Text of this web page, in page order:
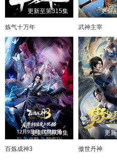
更新至第315集
炼气十万年
更新
武神主宰
更新至第09集
百炼成神3
更
傲世丹神